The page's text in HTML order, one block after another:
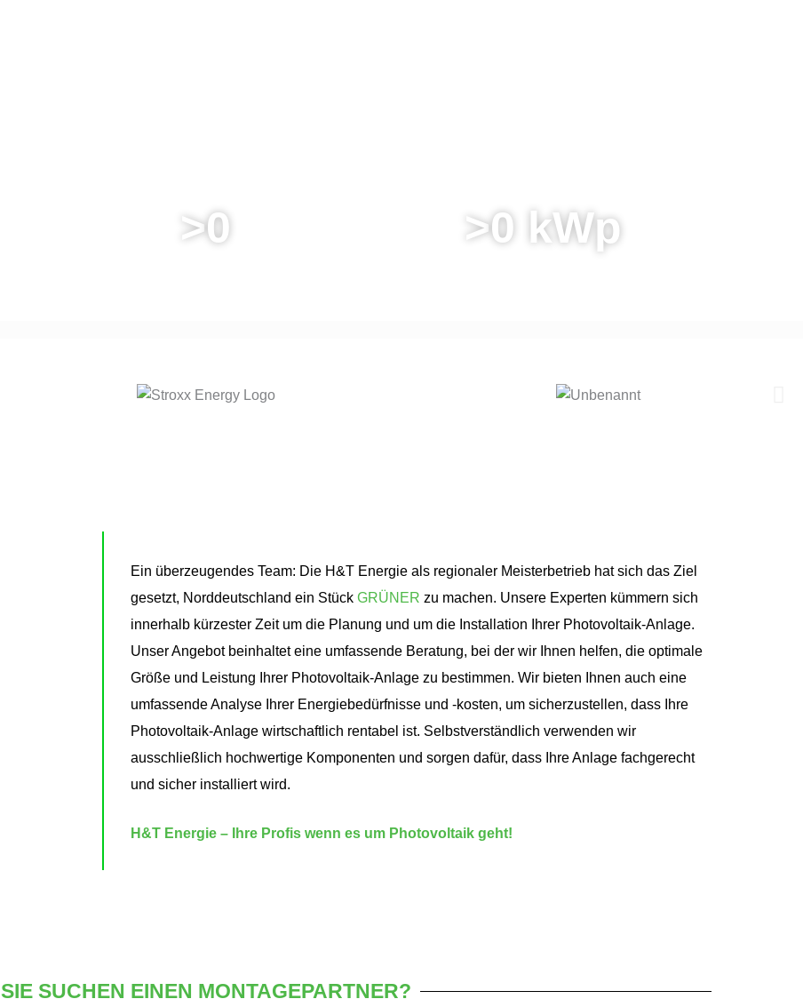
>0 >0 kWp
Ein überzeugendes Team: Die H&T Energie als regionaler Meisterbetrieb hat sich das Ziel
gesetzt, Norddeutschland ein Stück GRÜNER zu machen. Unsere Experten kümmern sich
innerhalb kürzester Zeit um die Planung und um die Installation Ihrer Photovoltaik-Anlage.
Unser Angebot beinhaltet eine umfassende Beratung, bei der wir Ihnen helfen, die optimale
Größe und Leistung Ihrer Photovoltaik-Anlage zu bestimmen. Wir bieten Ihnen auch eine
umfassende Analyse Ihrer Energiebedürfnisse und -kosten, um sicherzustellen, dass Ihre
Photovoltaik-Anlage wirtschaftlich rentabel ist. Selbstverständlich verwenden wir
ausschließlich hochwertige Komponenten und sorgen dafür, dass Ihre Anlage fachgerecht
und sicher installiert wird.
H&T Energie – Ihre Profis wenn es um Photovoltaik geht!
SIE SUCHEN EINEN MONTAGEPARTNER?